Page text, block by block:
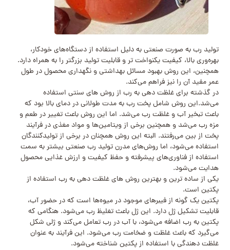
تولید رب به صورت صنعتی به دلیل استفاده از دستگاه‌های خودکار،
بهره‌وری بالا، کیفیت یکنواخت تر و قابلیت تولید بزرگتر را به همراه دارد.
همچنین، این روش بهبود مسائل بهداشتی و نگهداری محصول در طول
عمر مفید آن را نیز فراهم می‌کند.
در گذشته برای غلظت دهی به رب از روش های سنتی استفاده
می‌شد.این روش شامل پخت رب به مدت طولانی در دمای بالا بود که
باعث تبخیر آب و غلظت رب می‌شد. اما این روش باعث تغییر در طعم و
مزه رب می‌شد و همچنین برخی از ویتامین‌ها و مواد مغذی در فرآیند
پخت از بین می‌رفتند. البته این روش همچنان در برخی از تولیدکنندگان
استفاده می‌شود، اما روش‌های مدرن تولید رب صنعتی بیشتر به سمت
استفاده از فناوری‌های پیشرفته و حفظ کیفیت و ارزش غذایی محصول
هدایت می‌شود.
یکی از ساده ترین و بهترین روش های غلظت دهی به رب استفاده از
پکتین است.
پکتین یک گونه از فیبرهای موجود در میوه‌ها است که در حضور آب،
قابلیت تشکیل ژل دارد. این ژل باعث تغلیظ رب می‌شود. هنگامی که
پکتین به رب اضافه می‌شود، با آب در رب تعامل می‌کند و ژلی شکل
می‌گیرد که باعث غلظت و ضخامت رب می‌شود. این فرآیند به عنوان
غلظت دهندگی با استفاده از پکتین شناخته می‌شود.